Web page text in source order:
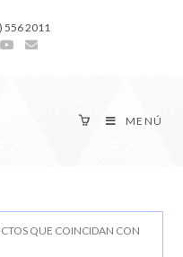
556 2011
MENÚ
QUE COINCIDAN CON